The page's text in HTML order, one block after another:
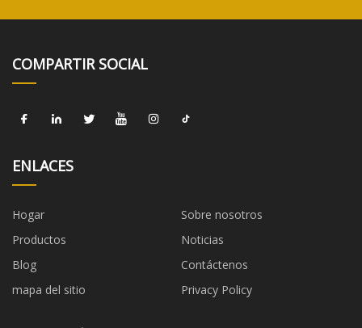
COMPARTIR SOCIAL
ENLACES
Hogar
Sobre nosotros
Productos
Noticias
Blog
Contáctenos
mapa del sitio
Privacy Policy